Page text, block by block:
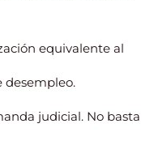
equivalente al
desempleo.
judicial. No basta